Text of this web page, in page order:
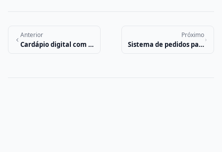
Anterior
Cardápio digital com cashback
Próximo
Sistema de pedidos para açaíteria: venda pelo WhatsApp